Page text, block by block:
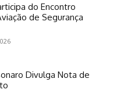
do Encontro
de Segurança
Divulga Nota de